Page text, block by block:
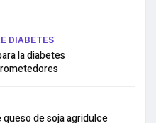
DIABETES
la diabetes
queso de soja agridulce